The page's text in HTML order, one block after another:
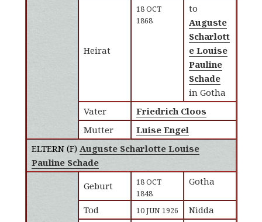
Heirat
18 OCT
1868
to
Auguste
Scharlott
e Louise
Pauline
Schade
in Gotha
Vater
Friedrich Cloos
Mutter
Luise Engel
ELTERN (F) Auguste Scharlotte Louise
Pauline Schade
Geburt
18 OCT
1848
Gotha
Tod 10 JUN 1926 Nidda